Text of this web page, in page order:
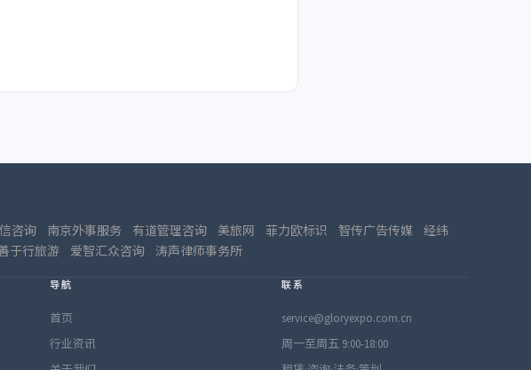
咨询 南京外事服务 有道管理咨询 美旅网 菲力欧标识 智传广告传媒
经纬
于行旅游 爱智汇众咨询 涛声律师事务所
导航
首页
行业资讯
联系
service@gloryexpo.com.cn
周一至周五 9:00-18:00